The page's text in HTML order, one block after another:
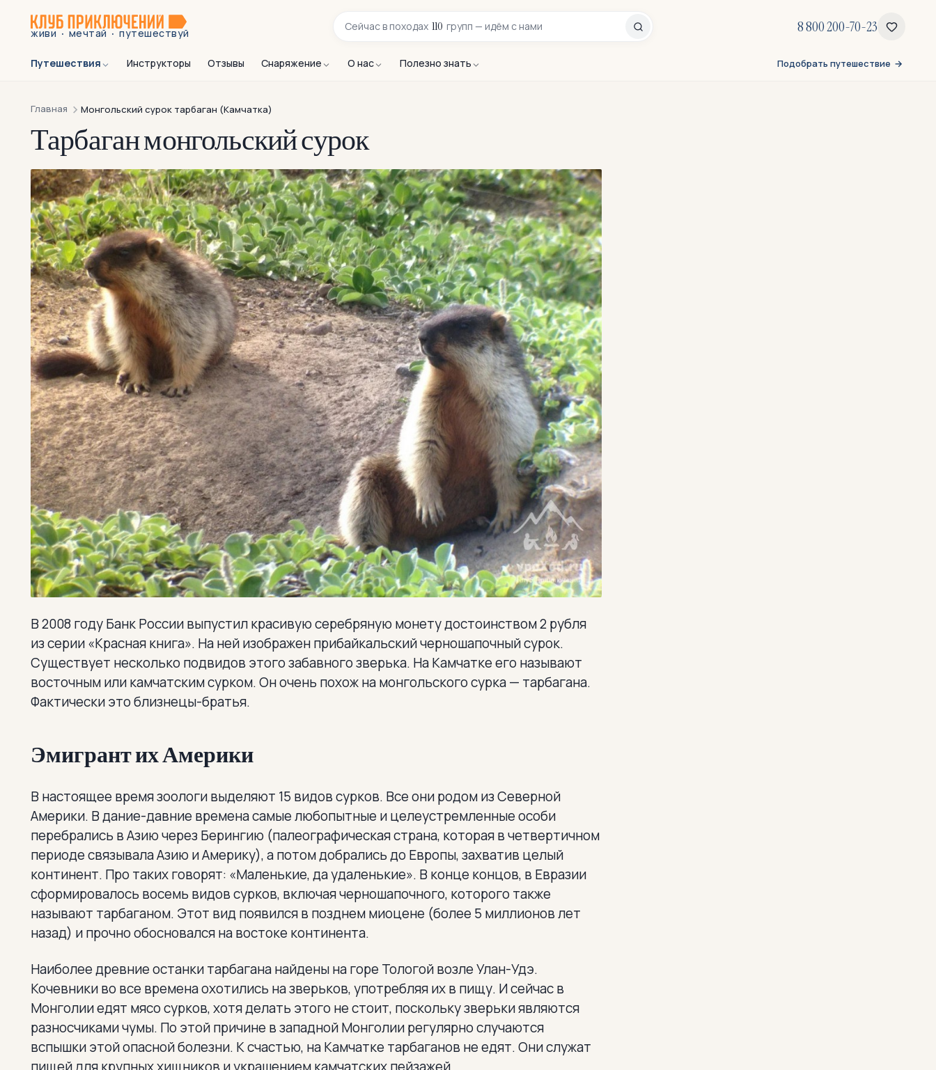
живи · мечтай · путешествуй
Сейчас в походах 110 групп — идём с нами 8 800 200-70-23
Путешествия Инструкторы Отзывы Снаряжение О нас Полезно знать Подобрать путешествие
Главная Монгольский сурок тарбаган (Камчатка)
Тарбаган монгольский сурок
В 2008 году Банк России выпустил красивую серебряную монету достоинством 2 рубля
из серии «Красная книга». На ней изображен прибайкальский черношапочный сурок.
Существует несколько подвидов этого забавного зверька. На Камчатке его называют
восточным или камчатским сурком. Он очень похож на монгольского сурка — тарбагана.
Фактически это близнецы-братья.
Эмигрант их Америки
В настоящее время зоологи выделяют 15 видов сурков. Все они родом из Северной
Америки. В дание-давние времена самые любопытные и целеустремленные особи
перебрались в Азию через Берингию (палеографическая страна, которая в четвертичном
периоде связывала Азию и Америку), а потом добрались до Европы, захватив целый
континент. Про таких говорят: «Маленькие, да удаленькие». В конце концов, в Евразии
сформировалось восемь видов сурков, включая черношапочного, которого также
называют тарбаганом. Этот вид появился в позднем миоцене (более 5 миллионов лет
назад) и прочно обосновался на востоке континента.
Наиболее древние останки тарбагана найдены на горе Тологой возле Улан-Удэ.
Кочевники во все времена охотились на зверьков, употребляя их в пищу. И сейчас в
Монголии едят мясо сурков, хотя делать этого не стоит, поскольку зверьки являются
разносчиками чумы. По этой причине в западной Монголии регулярно случаются
вспышки этой опасной болезни. К счастью, на Камчатке тарбаганов не едят. Они служат